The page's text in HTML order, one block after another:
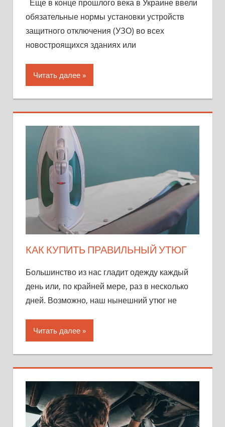
Еще в конце прошлого века в Украине ввели
обязательные нормы установки устройств
защитного отключения (УЗО) во всех
новостроящихся зданиях или
Читать далее
КАК КУПИТЬ ПРАВИЛЬНЫЙ УТЮГ
Большинство из нас гладит одежду каждый
день или, по крайней мере, раз в несколько
дней. Возможно, наш нынешний утюг не
Читать далее